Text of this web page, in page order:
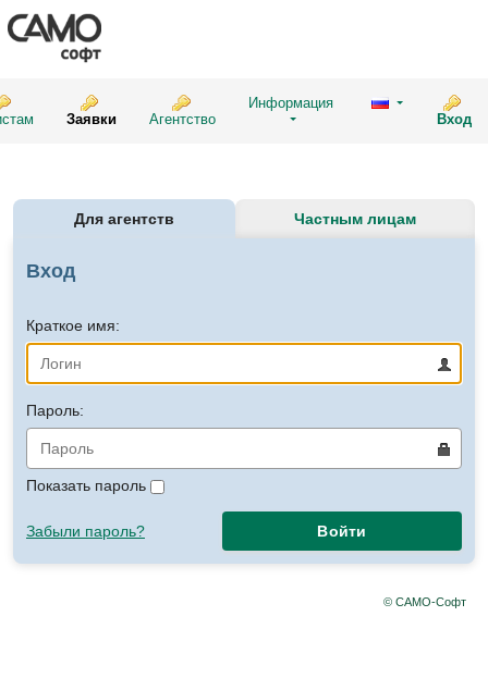
Заявки Агентство
Информация
Вход
Для агентств Частным лицам
Вход
Краткое имя:
Пароль:
Показать пароль
Забыли пароль? Войти
© САМО-Софт